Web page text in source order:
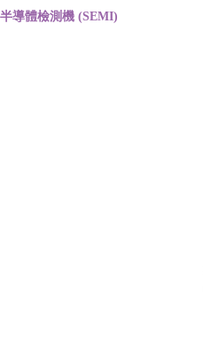
半導體檢測機 (SEMI)